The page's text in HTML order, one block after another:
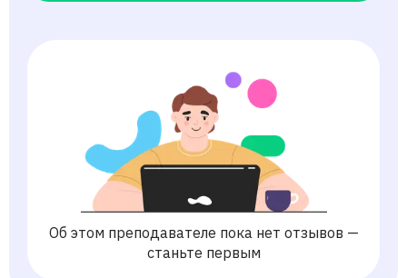
Об этом преподавателе пока нет отзывов —
станьте первым